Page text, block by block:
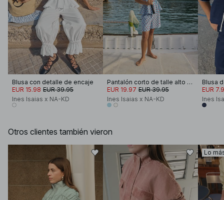
Blusa con detalle de encaje
EUR 15.98 EUR 39.95
Ines Isaias x NA-KD
Pantalón corto de talle alto con detalle de pliegues
EUR 19.97 EUR 39.95
Ines Isaias x NA-KD
EUR
Ines
Otros clientes también vieron
Lo